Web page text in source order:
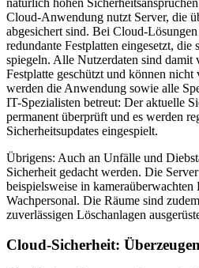
Cloud-Anwendung nutzt Server, die
abgesichert sind. Bei Cloud-
redundante Festplatten eingesetzt,
spiegeln. Alle Nutzerdaten sind damit
Festplatte geschützt und können
werden die Anwendung sowie alle
IT-Spezialisten betreut: Der aktuelle
permanent überprüft und es werden
Sicherheitsupdates eingespielt.
Übrigens: Auch an Unfälle und
Sicherheit gedacht werden. Die
beispielsweise in
Wachpersonal. Die Räume sind
zuverlässigen Löschanlagen
Cloud-Sicherheit: